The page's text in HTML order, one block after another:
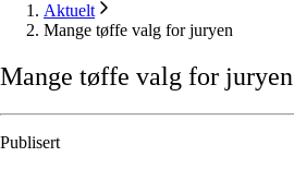
Aktuelt
Mange tøffe valg for juryen
Mange tøffe valg for juryen
Publisert